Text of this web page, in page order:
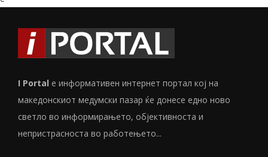
I Portal е информативен интернет портал кој на
македонскиот медумски пазар ќе донесе едно ново
светло во информирањето, објективноста и
непристрасноста во работењето...